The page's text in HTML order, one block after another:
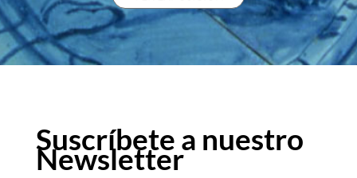
Suscríbete a nuestro
Newsletter